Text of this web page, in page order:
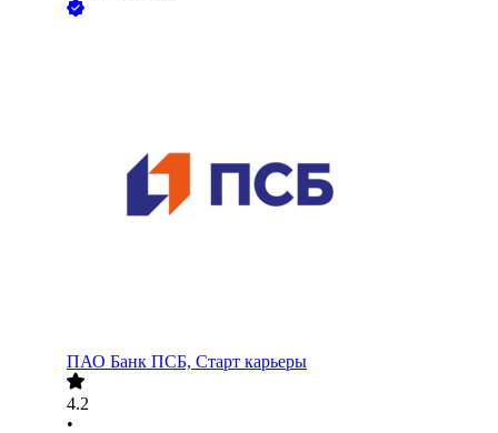
ПАО Банк ПСБ, Старт карьеры
4.2
•